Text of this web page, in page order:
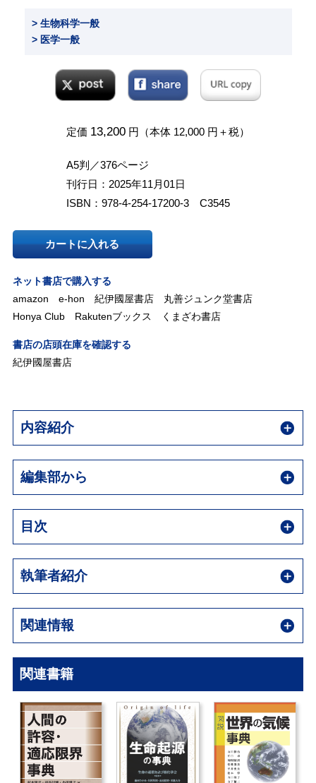
> 生物科学一般
> 医学一般
定価 13,200 円（本体 12,000 円＋税）
A5判／376ページ
刊行日：2025年11月01日
ISBN：978-4-254-17200-3 C3545
カートに入れる
ネット書店で購入する
amazon
e-hon 紀伊國屋書店
丸善ジュンク堂書店
Honya Club
Rakutenブックス くまざわ書店
書店の店頭在庫を確認する
紀伊國屋書店
内容紹介
編集部から
目次
執筆者紹介
関連情報
関連書籍